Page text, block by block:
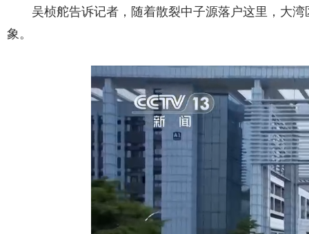
吴桢舵告诉记者，随着散裂中子源落户这里，大
象。